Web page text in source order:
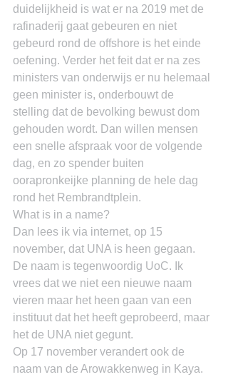
duidelijkheid is wat er na 2019 met de
rafinaderij gaat gebeuren en niet
gebeurd rond de offshore is het einde
oefening. Verder het feit dat er na zes
ministers van onderwijs er nu helemaal
geen minister is, onderbouwt de
stelling dat de bevolking bewust dom
gehouden wordt. Dan willen mensen
een snelle afspraak voor de volgende
dag, en zo spender buiten
oorapronkeijke planning de hele dag
rond het Rembrandtplein.
What is in a name?
Dan lees ik via internet, op 15
november, dat UNA is heen gegaan.
De naam is tegenwoordig UoC. Ik
vrees dat we niet een nieuwe naam
vieren maar het heen gaan van een
instituut dat het heeft geprobeerd, maar
het de UNA niet gegunt.
Op 17 november verandert ook de
naam van de Arowakkenweg in Kaya.